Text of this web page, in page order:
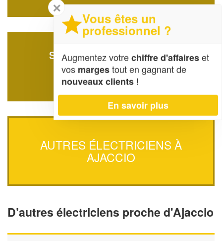
SOCIÉTÉ SINI’ELEC (SAS)
Chemin De Biancarello
20090 Ajaccio
AUTRES ÉLECTRICIENS À
AJACCIO
D’autres électriciens proche d'Ajaccio
✕
Vous êtes un
professionnel ?
Augmentez votrechiffre d'affaireset
vos margestout en gagnant de
nouveaux clients !
En savoir plus